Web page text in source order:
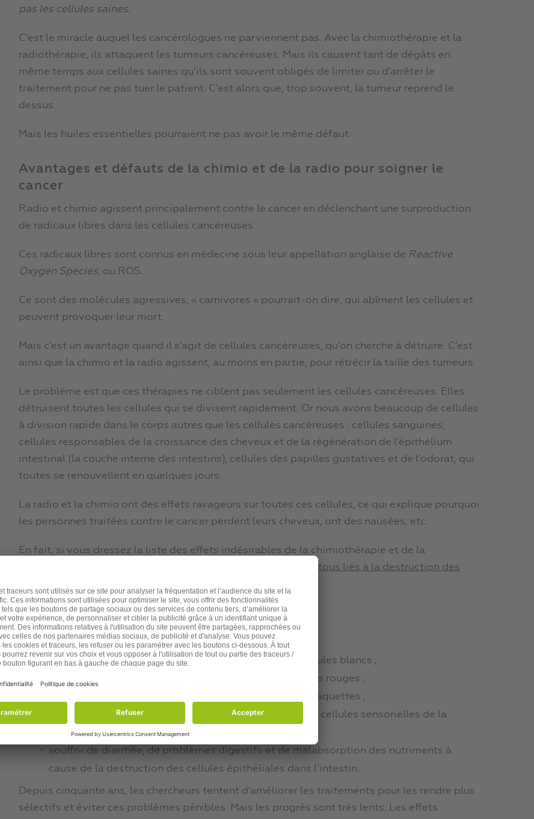
pas les cellules saines.
C’est le miracle auquel les cancérologues ne parviennent pas. Avec la chimiothérapie et la
radiothérapie, ils attaquent les tumeurs cancéreuses. Mais ils causent tant de dégâts en
même temps aux cellules saines qu’ils sont souvent obligés de limiter ou d’arrêter le
traitement pour ne pas tuer le patient. C’est alors que, trop souvent, la tumeur reprend le
dessus.
Mais les huiles essentielles pourraient ne pas avoir le même défaut.
Avantages et défauts de la chimio et de la radio pour soigner le
cancer
Radio et chimio agissent principalement contre le cancer en déclenchant une surproduction
de radicaux libres dans les cellules cancéreuses.
Ces radicaux libres sont connus en médecine sous leur appellation anglaise de Reactive
Oxygen Species, ou ROS.
Ce sont des molécules agressives, « carnivores » pourrait-on dire, qui abîment les cellules et
peuvent provoquer leur mort.
Mais c’est un avantage quand il s’agit de cellules cancéreuses, qu’on cherche à détruire. C’est
ainsi que la chimio et la radio agissent, au moins en partie, pour rétrécir la taille des tumeurs.
Le problème est que ces thérapies ne ciblent pas seulement les cellules cancéreuses. Elles
détruisent toutes les cellules qui se divisent rapidement. Or nous avons beaucoup de cellules
à division rapide dans le corps autres que les cellules cancéreuses : cellules sanguines,
cellules responsables de la croissance des cheveux et de la régénération de l’épithélium
intestinal (la couche interne des intestins), cellules des papilles gustatives et de l’odorat, qui
toutes se renouvellent en quelques jours.
La radio et la chimio ont des effets ravageurs sur toutes ces cellules, ce qui explique pourquoi
les personnes traitées contre le cancer perdent leurs cheveux, ont des nausées, etc.
En fait, si vous dressez la liste des effets indésirables de la chimiothérapie et de la
ces problèmes sont tous liés à la destruction des
Les personnes soumises à ces traitements peuvent :
perdre leurs cheveux ;
souffrir d’infections à cause de la destruction des globules blancs ;
souffrir d’anémie à cause de la destruction des globules rouges ;
souffrir d’hémorragies à cause de la destruction des plaquettes ;
perdre le goût et l’odorat à cause de la destruction des cellules sensorielles de la
bouche et du nez ;
souffrir de diarrhée, de problèmes digestifs et de malabsorption des nutriments à
cause de la destruction des cellules épithéliales dans l’intestin.
Depuis cinquante ans, les chercheurs tentent d’améliorer les traitements pour les rendre plus
sélectifs et éviter ces problèmes pénibles. Mais les progrès sont très lents. Les effets